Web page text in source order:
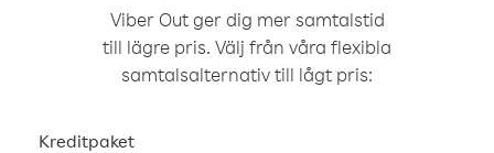
Viber Out ger dig mer samtalstid
till lägre pris. Välj från våra flexibla
samtalsalternativ till lågt pris:
Kreditpaket